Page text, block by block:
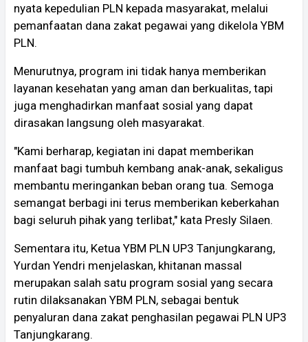
nyata kepedulian PLN kepada masyarakat, melalui
pemanfaatan dana zakat pegawai yang dikelola YBM
PLN.
Menurutnya, program ini tidak hanya memberikan
layanan kesehatan yang aman dan berkualitas, tapi
juga menghadirkan manfaat sosial yang dapat
dirasakan langsung oleh masyarakat.
"Kami berharap, kegiatan ini dapat memberikan
manfaat bagi tumbuh kembang anak-anak, sekaligus
membantu meringankan beban orang tua. Semoga
semangat berbagi ini terus memberikan keberkahan
bagi seluruh pihak yang terlibat," kata Presly Silaen.
Sementara itu, Ketua YBM PLN UP3 Tanjungkarang,
Yurdan Yendri menjelaskan, khitanan massal
merupakan salah satu program sosial yang secara
rutin dilaksanakan YBM PLN, sebagai bentuk
penyaluran dana zakat penghasilan pegawai PLN UP3
Tanjungkarang.